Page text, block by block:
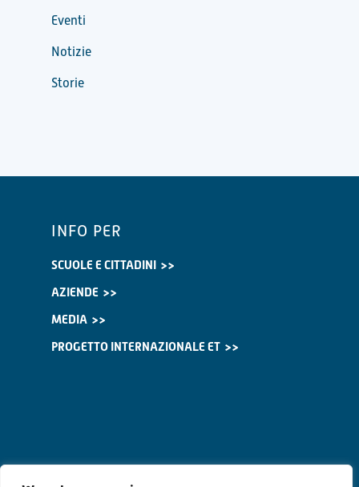
Eventi
Notizie
Storie
INFO PER
SCUOLE E CITTADINI
AZIENDE
MEDIA
PROGETTO INTERNAZIONALE ET